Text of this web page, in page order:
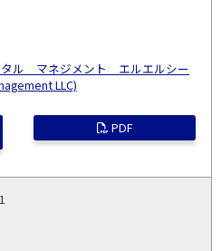
ル マネジメント エルエルシー
LLC)
PDF